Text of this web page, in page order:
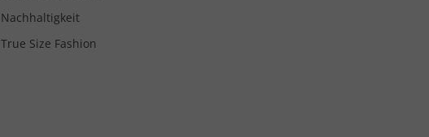
Nachhaltigkeit
True Size Fashion